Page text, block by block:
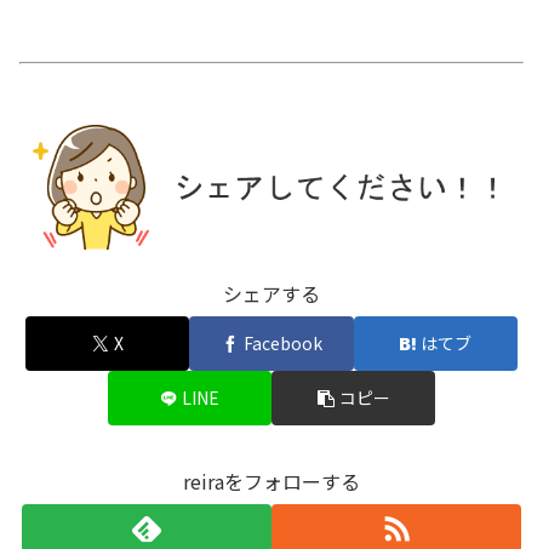
シェアする
X Facebook はてブ
LINE コピー
reiraをフォローする